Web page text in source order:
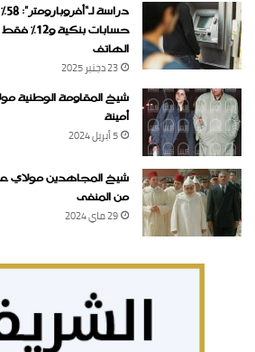
حسابات
الهاتف
23 دجنبر 2025
شيخ المقاومة الوطنية
أمينة
5 أبريل 2024
شيخ المجاهدين مولاي
من المنفى
29 ماي 2024